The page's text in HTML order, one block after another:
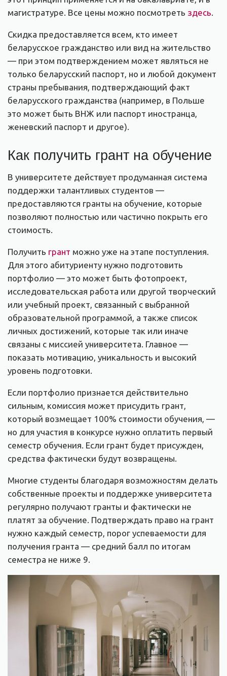
магистратуре. Все цены можно посмотреть здесь.
Скидка предоставляется всем, кто имеет
беларусское гражданство или вид на жительство
— при этом подтверждением может являться не
только беларусский паспорт, но и любой документ
страны пребывания, подтверждающий факт
беларусского гражданства (например, в Польше
это может быть ВНЖ или паспорт иностранца,
женевский паспорт и другое).
Как получить грант на обучение
В университете действует продуманная система
поддержки талантливых студентов —
предоставляются гранты на обучение, которые
позволяют полностью или частично покрыть его
стоимость.
Получить грант можно уже на этапе поступления.
Для этого абитуриенту нужно подготовить
портфолио — это может быть фотопроект,
исследовательская работа или другой творческий
или учебный проект, связанный с выбранной
образовательной программой, а также список
личных достижений, которые так или иначе
связаны с миссией университета. Главное —
показать мотивацию, уникальность и высокий
уровень подготовки.
Если портфолио признается действительно
сильным, комиссия может присудить грант,
который возмещает 100% стоимости обучения, —
но для участия в конкурсе нужно оплатить первый
семестр обучения. Если грант будет присужден,
средства фактически будут возвращены.
Многие студенты благодаря возможностям делать
собственные проекты и поддержке университета
регулярно получают гранты и фактически не
платят за обучение. Подтверждать право на грант
нужно каждый семестр, порог успеваемости для
получения гранта — средний балл по итогам
семестра не ниже 9.